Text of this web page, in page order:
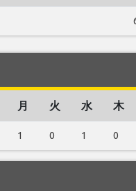
月 火 水 木
1 0 1 0